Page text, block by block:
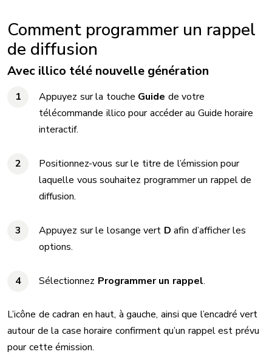
Comment programmer un rappel
de diffusion
Avec illico télé nouvelle génération
Appuyez sur la touche Guide de votre
télécommande illico pour accéder au Guide horaire
interactif.
Positionnez-vous sur le titre de l’émission pour
laquelle vous souhaitez programmer un rappel de
diffusion.
Appuyez sur le losange vert D afin d’afficher les
options.
Sélectionnez Programmer un rappel.
L’icône de cadran en haut, à gauche, ainsi que l’encadré vert
autour de la case horaire confirment qu’un rappel est prévu
pour cette émission.